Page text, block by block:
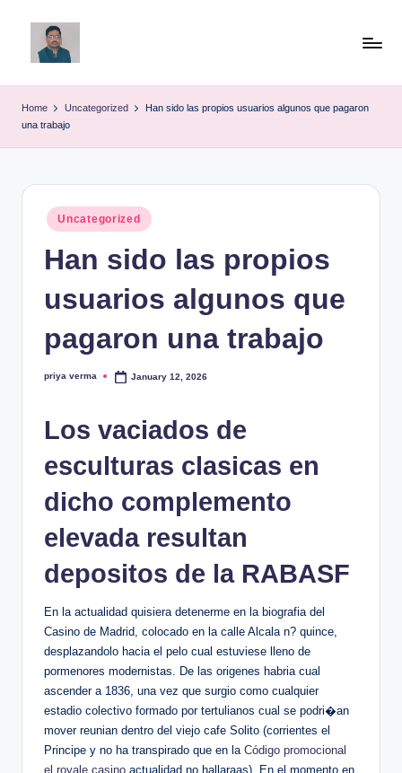
ij
Home Uncategorized
Han sido las propios usuarios algunos que pagaron
una trabajo
Posted
in
Uncategorized
Han sido las propios
usuarios algunos que
pagaron una trabajo
Posted
priya verma January 12, 2026
Los vaciados de
esculturas clasicas en
dicho complemento
elevada resultan
depositos de la RABASF
En la actualidad quisiera detenerme en la biografia del
Casino de Madrid, colocado en la calle Alcala n? quince,
desplazandolo hacia el pelo cual estuviese lleno de
pormenores modernistas. De las origenes habria cual
ascender a 1836, una vez que surgio como cualquier
estadio colectivo formado por tertulianos cual se podri�an
mover reunian dentro del viejo cafe Solito (corrientes el
Principe y no ha transpirado que en la Código promocional
el royale casino actualidad no hallaraas). En el momento en